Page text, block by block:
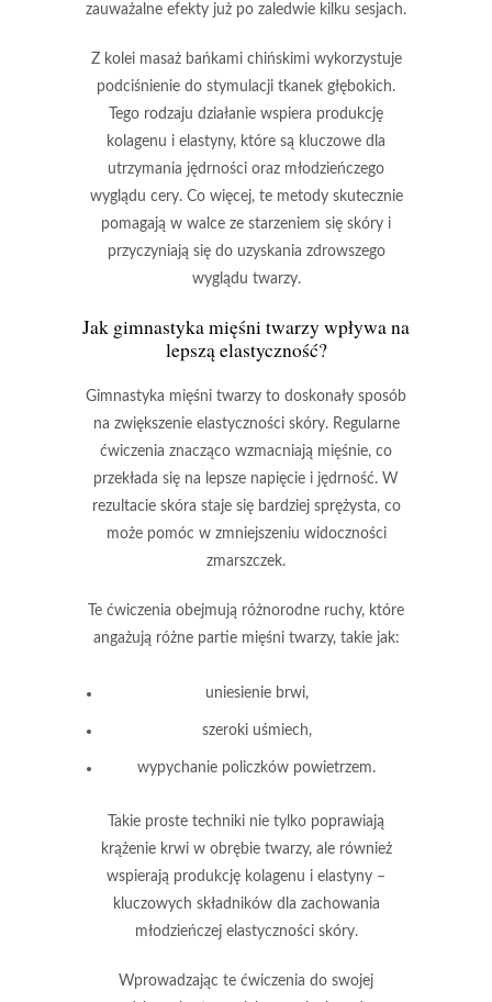
zauważalne efekty już po zaledwie kilku sesjach.
Z kolei masaż bańkami chińskimiwykorzystuje
podciśnienie do stymulacji tkanek głębokich.
Tego rodzaju działanie wspiera produkcję
kolagenu i elastyny, które są kluczowe dla
utrzymania jędrności oraz młodzieńczego
wyglądu cery. Co więcej, te metody skutecznie
pomagają w walce ze starzeniem się skóry i
przyczyniają się do uzyskania zdrowszego
wyglądu twarzy.
Jak gimnastyka mięśni twarzy wpływa na
lepszą elastyczność?
Gimnastyka mięśni twarzy to doskonały sposób
na zwiększenie elastyczności skóry. Regularne
ćwiczenia znacząco wzmacniają mięśnie, co
przekłada się na lepsze napięcie i jędrność. W
rezultacie skóra staje się bardziej sprężysta, co
może pomóc w zmniejszeniu widoczności
zmarszczek.
Te ćwiczenia obejmują różnorodne ruchy, które
angażują różne partie mięśni twarzy, takie jak:
uniesienie brwi,
szeroki uśmiech,
wypychanie policzków powietrzem.
Takie proste techniki nie tylko poprawiają
krążenie krwiw obrębie twarzy, ale również
wspierają produkcję kolagenu i elastyny –
kluczowych składników dla zachowania
młodzieńczej elastyczności skóry.
Wprowadzając te ćwiczenia do swojej